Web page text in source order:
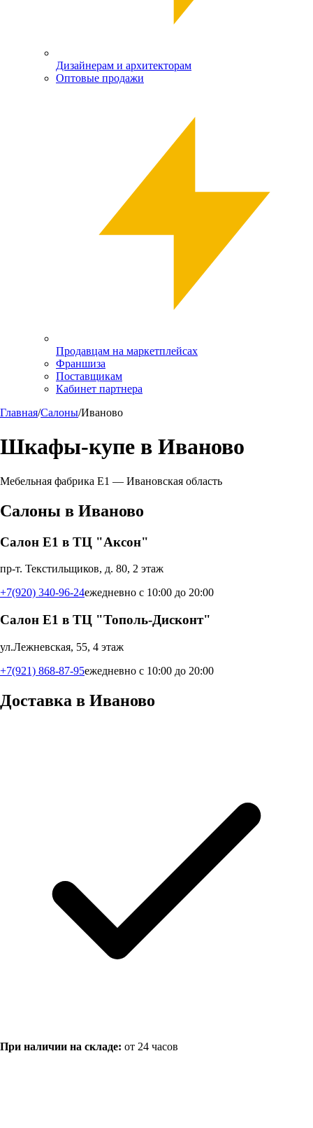
Дизайнерам и архитекторам
Оптовые продажи
Продавцам на маркетплейсах
Франшиза
Поставщикам
Кабинет партнера
Главная/Салоны/Иваново
Шкафы-купе в Иваново
Мебельная фабрика Е1 — Ивановская область
Салоны в Иваново
Салон Е1 в ТЦ "Аксон"
пр-т. Текстильщиков, д. 80, 2 этаж
+7(920) 340-96-24ежедневно с 10:00 до 20:00
Салон Е1 в ТЦ "Тополь-Дисконт"
ул.Лежневская, 55, 4 этаж
+7(921) 868-87-95ежедневно с 10:00 до 20:00
Доставка в Иваново
При наличии на складе: от 24 часов